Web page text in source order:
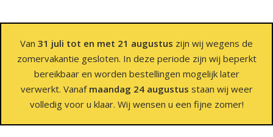
Van 31 juli tot en met 21 augustus zijn wij wegens de
zomervakantie gesloten. In deze periode zijn wij beperkt
bereikbaar en worden bestellingen mogelijk later
verwerkt. Vanaf maandag 24 augustus staan wij weer
volledig voor u klaar. Wij wensen u een fijne zomer!